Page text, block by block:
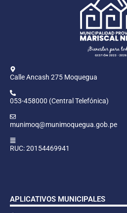
Calle Ancash 275 Moquegua
053-458000 (Central Telefónica)
munimoq@munimoquegua.gob.pe
RUC: 20154469941
APLICATIVOS MUNICIPALES